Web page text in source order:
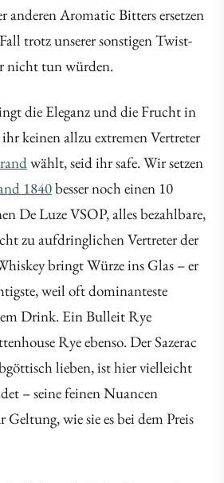
anderen Aromatic Bitters ersetzen
trotz unserer sonstigen Twist-
nicht tun würden.
die Eleganz und die Frucht in
keinen allzu extremen Vertreter
wählt, seid ihr safe. Wir setzen
1840besser noch einen 10
De Luze VSOP, alles bezahlbare,
zu aufdringlichen Vertreter der
bringt Würze ins Glas – er
weil oft dominanteste
Drink. Ein Bulleit Rye
Rye ebenso. Der Sazerac
lieben, ist hier vielleicht
– seine feinen Nuancen
wie sie es bei dem Preis